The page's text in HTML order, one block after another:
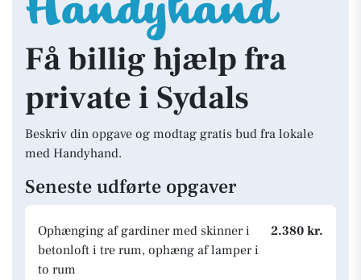
Få billig hjælp fra
private i Sydals
Beskriv din opgave og modtag gratis bud fra lokale
med Handyhand.
Seneste udførte opgaver
Ophænging af gardiner med skinner i
betonloft i tre rum, ophæng af lamper i
to rum
2.380 kr.